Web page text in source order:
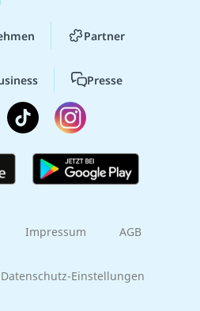
Partner
Presse
Impressum AGB
Datenschutz-Einstellungen